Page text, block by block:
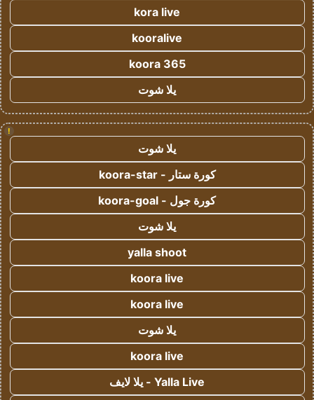
kora live
kooralive
koora 365
يلا شوت
!
يلا شوت
كورة ستار - koora-star
كورة جول - koora-goal
يلا شوت
yalla shoot
koora live
koora live
يلا شوت
koora live
Yalla Live - يلا لايف